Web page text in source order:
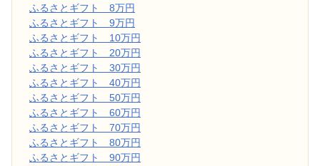
ふるさとギフト 8万円
ふるさとギフト 9万円
ふるさとギフト 10万円
ふるさとギフト 20万円
ふるさとギフト 30万円
ふるさとギフト 40万円
ふるさとギフト 50万円
ふるさとギフト 60万円
ふるさとギフト 70万円
ふるさとギフト 80万円
ふるさとギフト 90万円